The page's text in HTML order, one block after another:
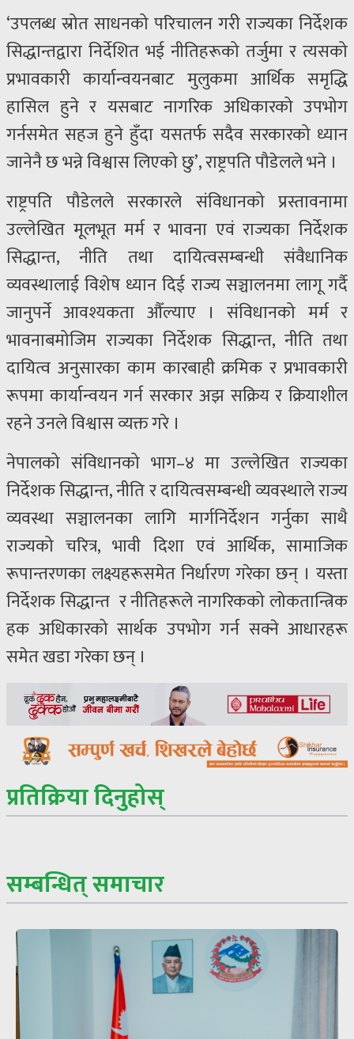
‘उपलब्ध स्रोत साधनको परिचालन गरी राज्यका निर्देशक
सिद्धान्तद्वारा निर्देशित भई नीतिहरूको तर्जुमा र त्यसको
प्रभावकारी कार्यान्वयनबाट मुलुकमा आर्थिक समृद्धि
हासिल हुने र यसबाट नागरिक अधिकारको उपभोग
गर्नसमेत सहज हुने हुँदा यसतर्फ सदैव सरकारको ध्यान
जानेनै छ भन्ने विश्वास लिएको छु’, राष्ट्रपति पौडेलले भने ।
राष्ट्रपति पौडेलले सरकारले संविधानको प्रस्तावनामा
उल्लेखित मूलभूत मर्म र भावना एवं राज्यका निर्देशक
सिद्धान्त, नीति तथा दायित्वसम्बन्धी संवैधानिक
व्यवस्थालाई विशेष ध्यान दिई राज्य सञ्चालनमा लागू गर्दै
जानुपर्ने आवश्यकता औँल्याए । संविधानको मर्म र
भावनाबमोजिम राज्यका निर्देशक सिद्धान्त, नीति तथा
दायित्व अनुसारका काम कारबाही क्रमिक र प्रभावकारी
रूपमा कार्यान्वयन गर्न सरकार अझ सक्रिय र क्रियाशील
रहने उनले विश्वास व्यक्त गरे ।
नेपालको संविधानको भाग–४ मा उल्लेखित राज्यका
निर्देशक सिद्धान्त, नीति र दायित्वसम्बन्धी व्यवस्थाले राज्य
व्यवस्था सञ्चालनका लागि मार्गनिर्देशन गर्नुका साथै
राज्यको चरित्र, भावी दिशा एवं आर्थिक, सामाजिक
रूपान्तरणका लक्ष्यहरूसमेत निर्धारण गरेका छन् । यस्ता
निर्देशक सिद्धान्त र नीतिहरूले नागरिकको लोकतान्त्रिक
हक अधिकारको सार्थक उपभोग गर्न सक्ने आधारहरू
समेत खडा गरेका छन् ।
प्रतिक्रिया दिनुहोस्
सम्बन्धित् समाचार